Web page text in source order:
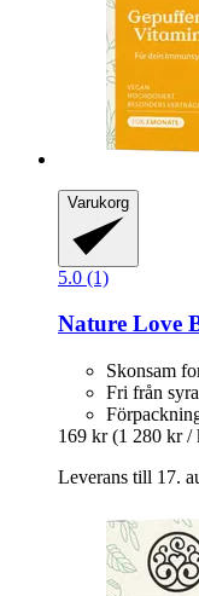
Varukorg
5.0 (1)
Nature Love
Skonsam
Fri från syra
169 kr (1 280 kr /
Leverans till 17.